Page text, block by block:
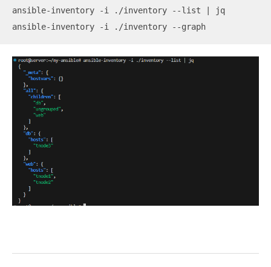
ansible-inventory -i ./inventory --list | jq
ansible-inventory -i ./inventory --graph